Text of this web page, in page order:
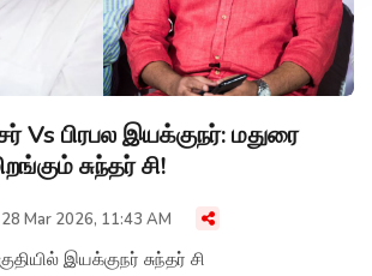
Vs பிரபல இயக்குநர்: மதுரை
சுந்தர் சி!
28 Mar 2026, 11:43 AM
இயக்குநர் சுந்தர் சி